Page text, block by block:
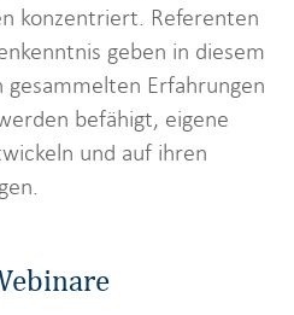
konzentriert. Referenten
geben in diesem
Erfahrungen
befähigt, eigene
und auf ihren